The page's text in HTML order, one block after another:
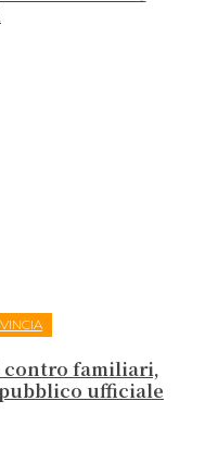
familiari,
ufficiale